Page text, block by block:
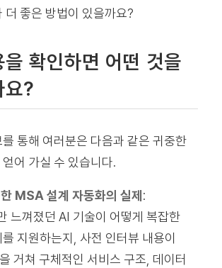
더 좋은 방법이 있을까요?
을 확인하면 어떤 것을
요?
통해 여러분은 다음과 같은 귀중한
어 가실 수 있습니다.
MSA 설계 자동화의 실제 :
느껴졌던 AI 기술이 어떻게 복잡한
지원하는지, 사전 인터뷰 내용이
거쳐 구체적인 서비스 구조, 데이터